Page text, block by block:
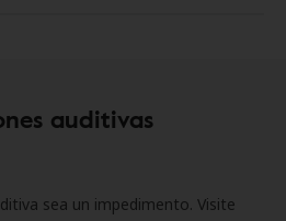
auditivas
sea un impedimento. Visite